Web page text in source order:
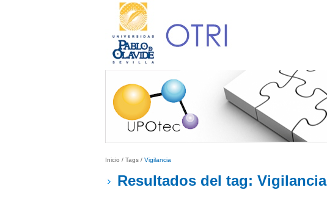
Inicio / Tags / Vigilancia
Resultados del tag: Vigilancia